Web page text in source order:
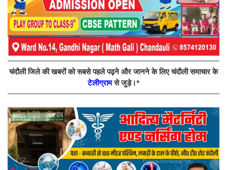
चंदौली जिले की खबरों को सबसे पहले पढ़ने और जानने के लिए चंदौली समाचार के
टेलीग्रामसे जुड़े।*